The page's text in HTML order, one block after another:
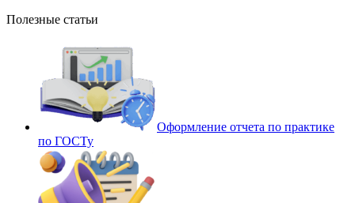
Полезные статьи
Оформление отчета по практике
по ГОСТу